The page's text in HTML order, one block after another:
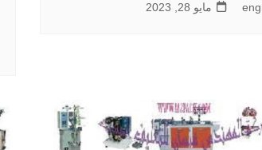
مايو 28, 2023